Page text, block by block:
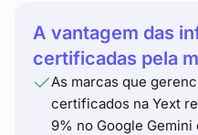
A vantagem das
certificadas pela
As marcas que
certificados na Yext
9% no Google